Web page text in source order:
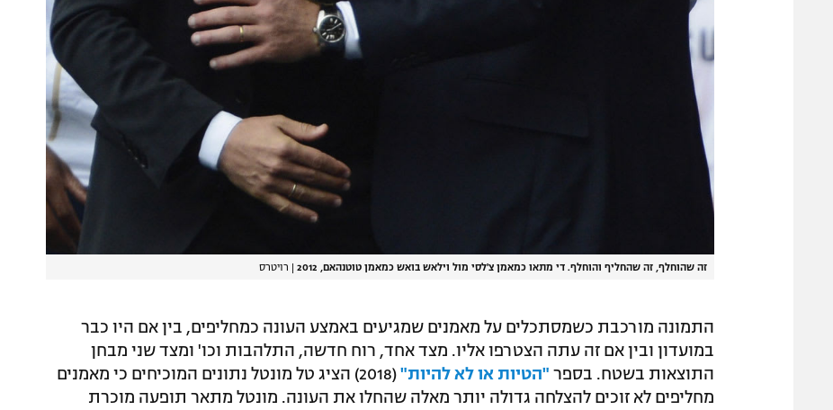
זה שהוחלף, זה שהחליף והוחלף. די מתאו כמאמן צ'לסי מול וילאש בואש כמאמן טוטנהאם, 2012 | רויטרס
התמונה מורכבת כשמסתכלים על מאמנים שמגיעים באמצע העונה כמחליפים, בין אם היו כבר
במועדון ובין אם זה עתה הצטרפו אליו. מצד אחד, רוח חדשה, התלהבות וכו' ומצד שני מבחן
התוצאות בשטח. בספר "הטיות או לא להיות"
(2018) הציג טל מונטל נתונים המוכיחים כי מאמנים
מחליפים לא זוכים להצלחה גדולה יותר מאלה שהחלו את העונה. מונטל מתאר תופעה מוכרת